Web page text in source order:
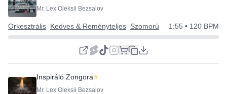
Mr. Lex Oleksii Bezsalov
Orkesztrális Kedves & Reményteljes Szomorú 1:55 • 120 BPM
Inspiráló Zongora⭐
Mr. Lex Oleksii Bezsalov